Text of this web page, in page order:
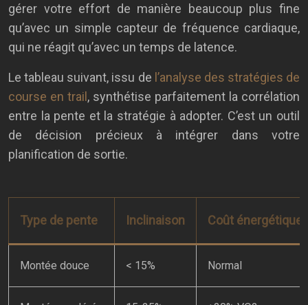
gérer votre effort de manière beaucoup plus fine
qu’avec un simple capteur de fréquence cardiaque,
qui ne réagit qu’avec un temps de latence.
Le tableau suivant, issu de l’analyse des stratégies de
course en trail, synthétise parfaitement la corrélation
entre la pente et la stratégie à adopter. C’est un outil
de décision précieux à intégrer dans votre
planification de sortie.
Type de pente Inclinaison Coût énergétique
Montée douce < 15% Normal